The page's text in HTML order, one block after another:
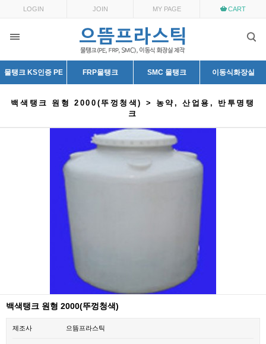
LOGIN JOIN MY PAGE CART
물탱크 KS인증 PE FRP물탱크 SMC 물탱크 이동식화장실
백색탱크 원형 2000(뚜껑청색) > 농약, 산업용, 반투명탱
크
백색탱크 원형 2000(뚜껑청색)
제조사 으뜸프라스틱